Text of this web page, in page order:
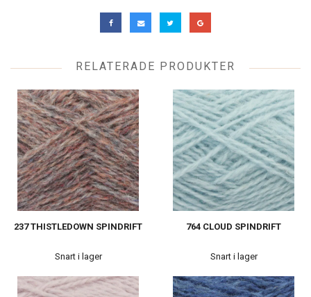
RELATERADE PRODUKTER
237 THISTLEDOWN SPINDRIFT
Snart i lager
764 CLOUD SPINDRIFT
Snart i lager